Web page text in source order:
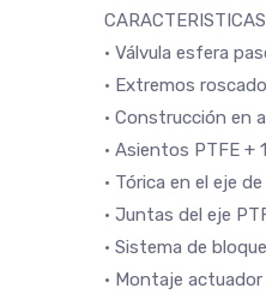
CARACTERISTICAS
• Válvula esfera
• Extremos
• Construcción en
• Asientos PTFE +
• Tórica en el eje
• Juntas del eje
• Sistema de
• Montaje